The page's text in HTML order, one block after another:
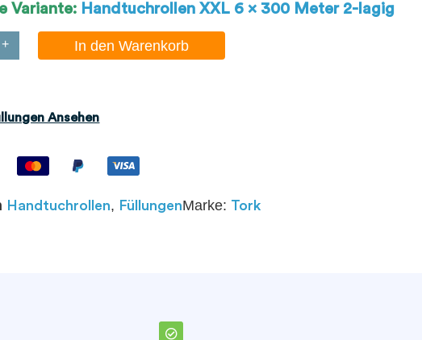
Variante: Handtuchrollen XXL 6 x 300 Meter 2-lagig
+ In den Warenkorb
Ansehen
Handtuchrollen, FüllungenMarke: Tork